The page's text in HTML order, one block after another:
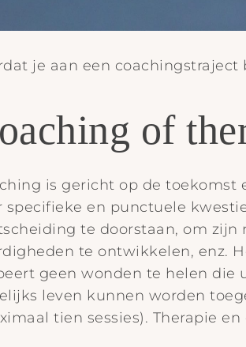
je aan een
of
is gericht op de
specifieke en punctuele
te doorstaan, om
te ontwikkelen, enz.
geen wonden te helen die
leven kunnen worden
tien sessies). Therapie